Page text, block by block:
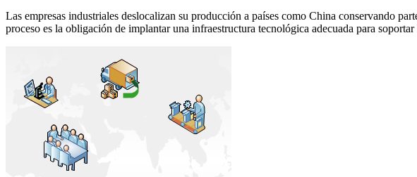
Las empresas industriales deslocalizan su producción a países como China conservando
proceso es la obligación de implantar una infraestructura tecnológica adecuada para